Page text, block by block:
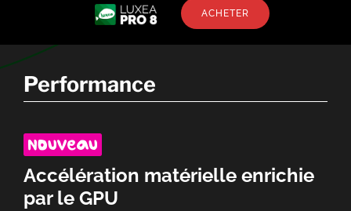
ACHETER
Performance
Accélération matérielle enrichie
par le GPU